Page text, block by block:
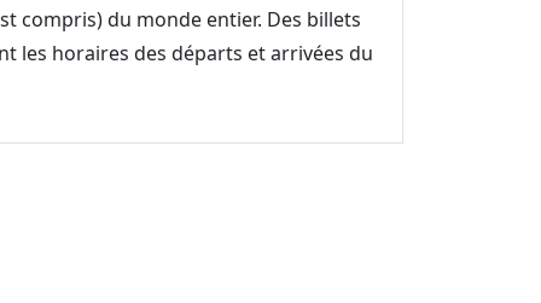
compris) du monde entier. Des billets
les horaires des départs et arrivées du